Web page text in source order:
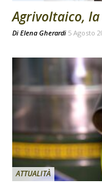
Agrivoltaico,
Di Elena Gherardi 5 Agosto
ATTUALITÀ